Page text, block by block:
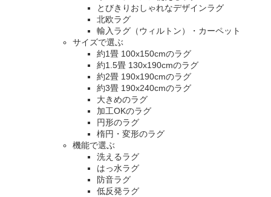
とびきりおしゃれなデザインラグ
北欧ラグ
輸入ラグ（ウィルトン）・カーペット
サイズで選ぶ
約1畳 100x150cmのラグ
約1.5畳 130x190cmのラグ
約2畳 190x190cmのラグ
約3畳 190x240cmのラグ
大きめのラグ
加工OKのラグ
円形のラグ
楕円・変形のラグ
機能で選ぶ
洗えるラグ
はっ水ラグ
防音ラグ
低反発ラグ